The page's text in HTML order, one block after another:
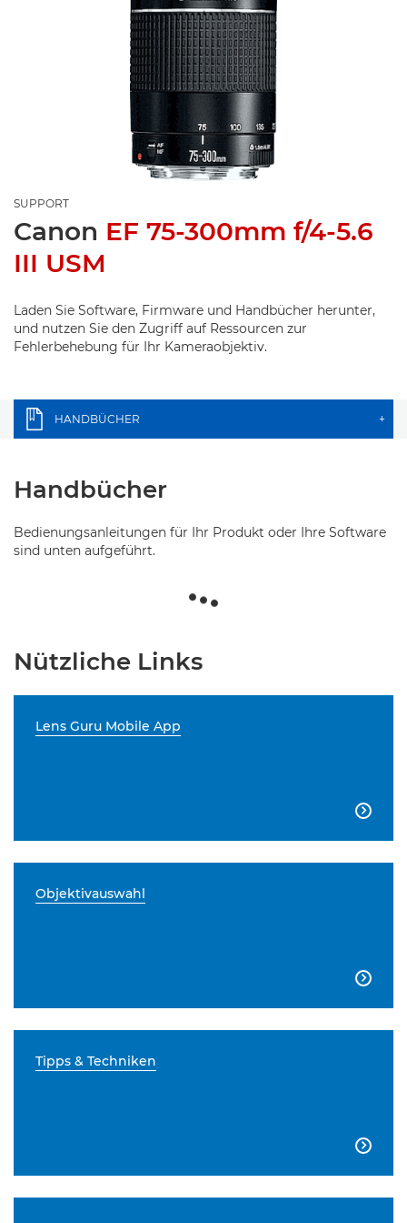
SUPPORT
Canon EF 75-300mm f/4-5.6
III USM
Laden Sie Software, Firmware und Handbücher herunter,
und nutzen Sie den Zugriff auf Ressourcen zur
Fehlerbehebung für Ihr Kameraobjektiv.
HANDBÜCHER +
Handbücher
Bedienungsanleitungen für Ihr Produkt oder Ihre Software
sind unten aufgeführt.
Nützliche Links
Lens Guru Mobile App

Objektivauswahl

Tipps & Techniken
